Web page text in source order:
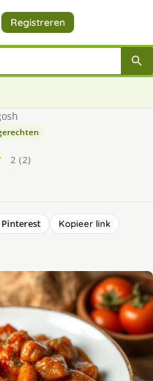
Registreren
2 (2)
Pinterest
Kopieer link